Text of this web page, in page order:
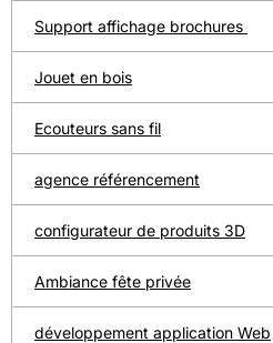
Support affichage brochures
Jouet en bois
Ecouteurs sans fil
agence référencement
configurateur de produits 3D
Ambiance fête privée
développement application Web